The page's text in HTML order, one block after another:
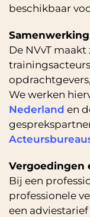
beschikbaar
Samenwerking
De NVvT
We werken
Nederland en
Vergoedingen
Bij een
professionele
een